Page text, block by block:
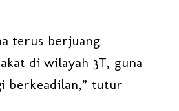
terus berjuang
di wilayah 3T, guna
berkeadilan,” tutur